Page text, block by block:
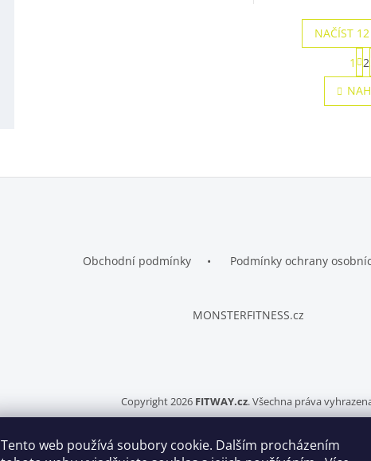
Tento web používá soubory cookie. Dalším procházením
v
l
í
v
NAČÍST
S
t
r
á
1 2
Obchodní podmínky Podmínky ochrany
MONSTERFITNESS.cz
Copyright 2026 FITWAY.cz. Všechna práva